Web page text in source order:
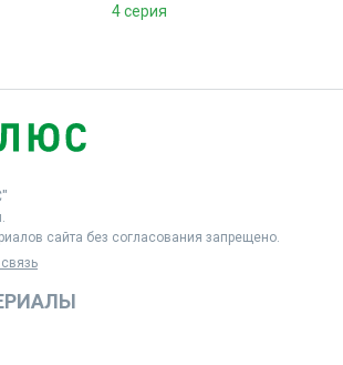
4 серия
сайта без согласования запрещено.